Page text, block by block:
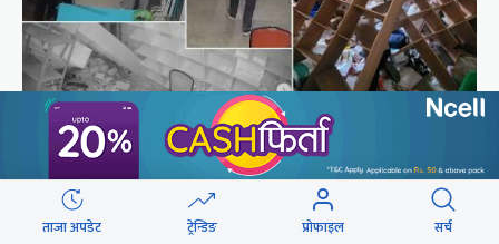
दिउँसो डाक्टर, नर्स कुटिएको कालीकोटको पलाँता
अस्पतालमा राति फेरि आक्रमण
ताजा अपडेट ट्रेन्डिङ प्रोफाइल सर्च